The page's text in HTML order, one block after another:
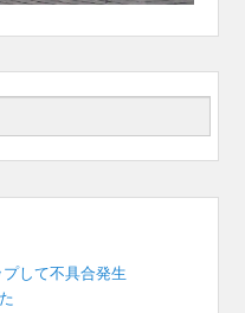
して不具合発生